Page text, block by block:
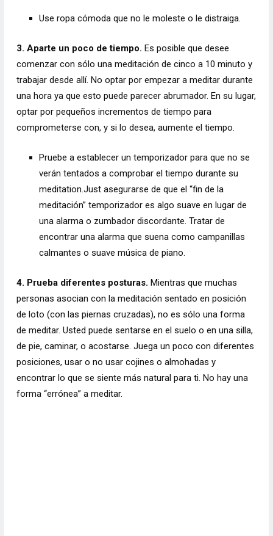
Use ropa cómoda que no le moleste o le distraiga.
3. Aparte un poco de tiempo. Es posible que desee
comenzar con sólo una meditación de cinco a 10 minuto y
trabajar desde allí. No optar por empezar a meditar durante
una hora ya que esto puede parecer abrumador. En su lugar,
optar por pequeños incrementos de tiempo para
comprometerse con, y si lo desea, aumente el tiempo.
Pruebe a establecer un temporizador para que no se
verán tentados a comprobar el tiempo durante su
meditation.Just asegurarse de que el “fin de la
meditación” temporizador es algo suave en lugar de
una alarma o zumbador discordante. Tratar de
encontrar una alarma que suena como campanillas
calmantes o suave música de piano.
4. Prueba diferentes posturas. Mientras que muchas
personas asocian con la meditación sentado en posición
de loto (con las piernas cruzadas), no es sólo una forma
de meditar. Usted puede sentarse en el suelo o en una silla,
de pie, caminar, o acostarse. Juega un poco con diferentes
posiciones, usar o no usar cojines o almohadas y
encontrar lo que se siente más natural para ti. No hay una
forma “errónea” a meditar.